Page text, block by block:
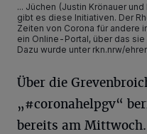
... Jüchen (Justin Krönauer
gibt es diese Initiativen. Der
Zeiten von Corona für andere
ein Online-Portal, über das
Dazu wurde unter rkn.nrw/
Über die
„#coronahelpgv“
bereits am